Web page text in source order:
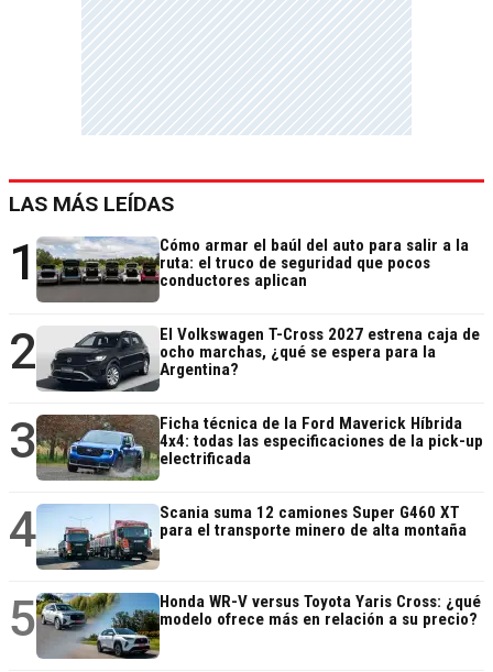
LAS MÁS LEÍDAS
1
Cómo armar el baúl del auto para salir a la
ruta: el truco de seguridad que pocos
conductores aplican
2
El Volkswagen T-Cross 2027 estrena caja de
ocho marchas, ¿qué se espera para la
Argentina?
3
Ficha técnica de la Ford Maverick Híbrida
4x4: todas las especificaciones de la pick-up
electrificada
4
Scania suma 12 camiones Super G460 XT
para el transporte minero de alta montaña
5
Honda WR-V versus Toyota Yaris Cross: ¿qué
modelo ofrece más en relación a su precio?